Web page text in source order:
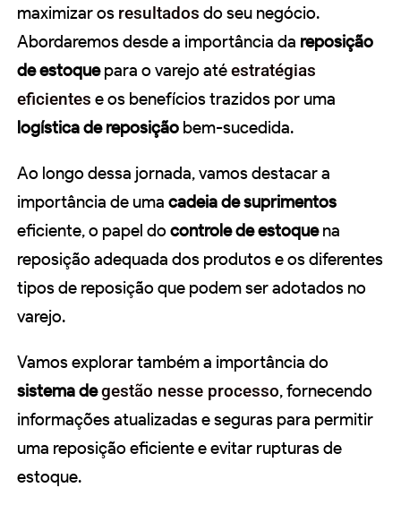
maximizar os resultados do seu negócio.
Abordaremos desde a importância da reposição
de estoquepara o varejo atéestratégias
eficientes e os benefícios trazidos por uma
logística de reposição bem-sucedida.
Ao longo dessa jornada, vamos destacar a
importância de uma cadeia de suprimentos
eficiente, o papel do controle de estoquena
reposição adequada dos produtos e os diferentes
tipos de reposição que podem ser adotados no
varejo.
Vamos explorar também a importância do
sistema degestão nesse processo, fornecendo
informações atualizadas e seguras para permitir
uma reposição eficiente e evitar rupturas de
estoque.